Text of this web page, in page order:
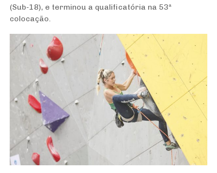
(Sub-18), e terminou a qualificatória na 53ª
colocação.